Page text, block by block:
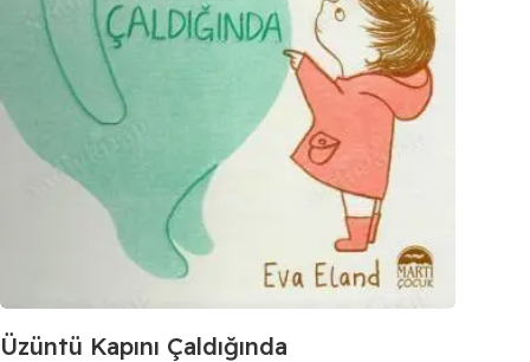
Üzüntü Kapını Çaldığında